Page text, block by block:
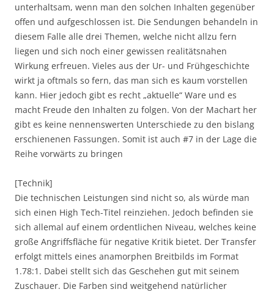
unterhaltsam, wenn man den solchen Inhalten gegenüber
offen und aufgeschlossen ist. Die Sendungen behandeln in
diesem Falle alle drei Themen, welche nicht allzu fern
liegen und sich noch einer gewissen realitätsnahen
Wirkung erfreuen. Vieles aus der Ur- und Frühgeschichte
wirkt ja oftmals so fern, das man sich es kaum vorstellen
kann. Hier jedoch gibt es recht „aktuelle“ Ware und es
macht Freude den Inhalten zu folgen. Von der Machart her
gibt es keine nennenswerten Unterschiede zu den bislang
erschienenen Fassungen. Somit ist auch #7 in der Lage die
Reihe vorwärts zu bringen
[Technik]
Die technischen Leistungen sind nicht so, als würde man
sich einen High Tech-Titel reinziehen. Jedoch befinden sie
sich allemal auf einem ordentlichen Niveau, welches keine
große Angriffsfläche für negative Kritik bietet. Der Transfer
erfolgt mittels eines anamorphen Breitbilds im Format
1.78:1. Dabei stellt sich das Geschehen gut mit seinem
Zuschauer. Die Farben sind weitgehend natürlicher